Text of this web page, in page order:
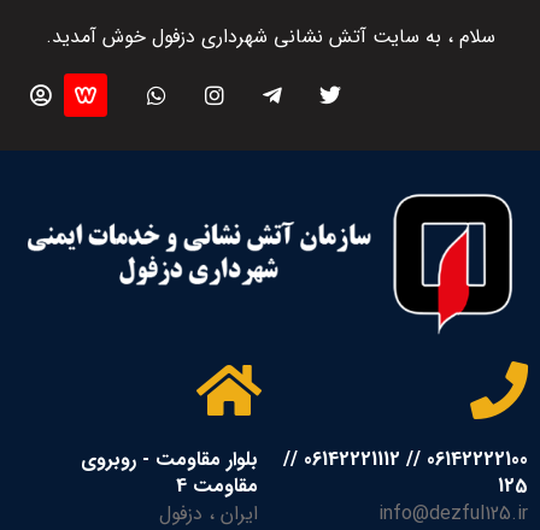
سلام ، به سایت آتش نشانی شهرداری دزفول خوش آمدید.
06142222100 // 06142221112 //
125
info@dezful125.ir
بلوار مقاومت - روبروی
مقاومت 4
ایران ، دزفول